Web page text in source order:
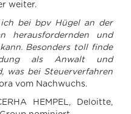
weiter.
bei bpv Hügel an der
herausfordernden und
Besonders toll finde
als Anwalt und
was bei Steuerverfahren
vom Nachwuchs.
HEMPEL, Deloitte,